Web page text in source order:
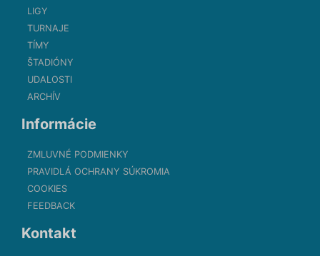
LIGY
TURNAJE
TÍMY
ŠTADIÓNY
UDALOSTI
ARCHÍV
Informácie
ZMLUVNÉ PODMIENKY
PRAVIDLÁ OCHRANY SÚKROMIA
COOKIES
FEEDBACK
Kontakt